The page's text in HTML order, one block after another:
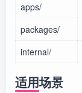
apps/
packages/
internal/
适用场景